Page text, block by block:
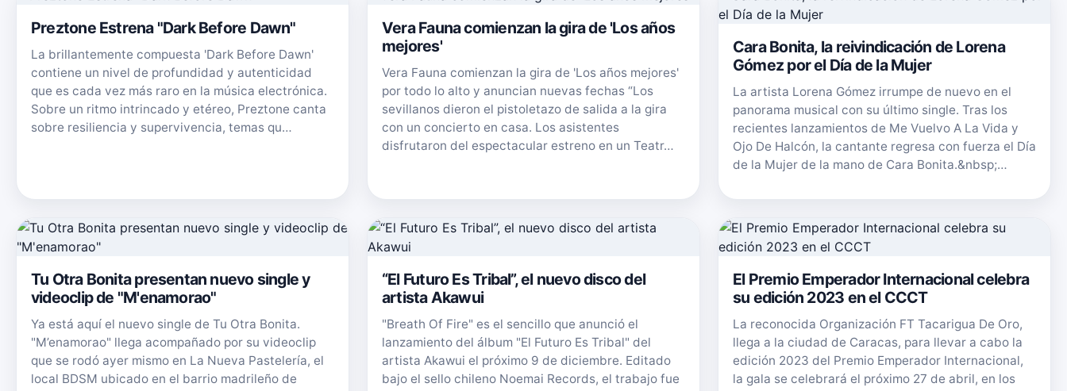
Preztone Estrena "Dark Before Dawn"
La brillantemente compuesta 'Dark Before Dawn'
contiene un nivel de profundidad y autenticidad
que es cada vez más raro en la música electrónica.
Sobre un ritmo intrincado y etéreo, Preztone canta
sobre resiliencia y supervivencia, temas qu…
Vera Fauna comienzan la gira de 'Los años
mejores'
Vera Fauna comienzan la gira de 'Los años mejores'
por todo lo alto y anuncian nuevas fechas “Los
sevillanos dieron el pistoletazo de salida a la gira
con un concierto en casa. Los asistentes
disfrutaron del espectacular estreno en un Teatr…
Cara Bonita, la reivindicación de Lorena
Gómez por el Día de la Mujer
La artista Lorena Gómez irrumpe de nuevo en el
panorama musical con su último single. Tras los
recientes lanzamientos de Me Vuelvo A La Vida y
Ojo De Halcón, la cantante regresa con fuerza el Día
de la Mujer de la mano de Cara Bonita.&nbsp;…
Tu Otra Bonita presentan nuevo single y
videoclip de "M'enamorao"
Ya está aquí el nuevo single de Tu Otra Bonita.
"M’enamorao" llega acompañado por su videoclip
que se rodó ayer mismo en La Nueva Pastelería, el
local BDSM ubicado en el barrio madrileño de
“El Futuro Es Tribal”, el nuevo disco del
artista Akawui
"Breath Of Fire" es el sencillo que anunció el
lanzamiento del álbum "El Futuro Es Tribal" del
artista Akawui el próximo 9 de diciembre. Editado
bajo el sello chileno Noemai Records, el trabajo fue
El Premio Emperador Internacional celebra
su edición 2023 en el CCCT
La reconocida Organización FT Tacarigua De Oro,
llega a la ciudad de Caracas, para llevar a cabo la
edición 2023 del Premio Emperador Internacional,
la gala se celebrará el próximo 27 de abril, en los